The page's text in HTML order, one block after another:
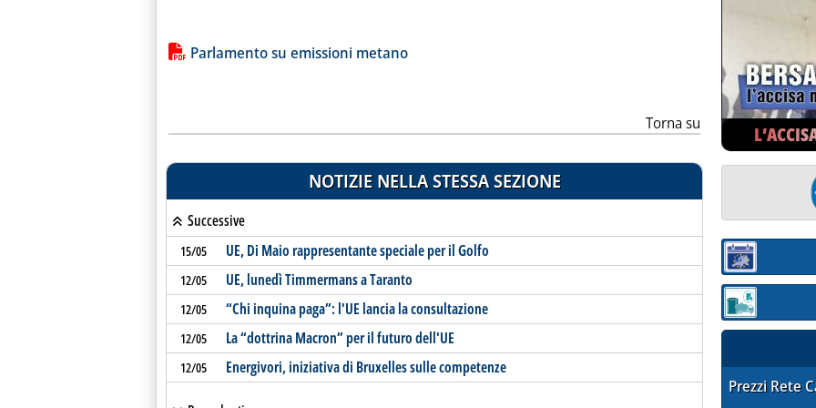
Lista allegati PDF alla notizia
Parlamento su emissioni metano
Torna su
NOTIZIE NELLA STESSA SEZIONE
Successive
15/05 UE, Di Maio rappresentante speciale per il Golfo
12/05 UE, lunedì Timmermans a Taranto
12/05 “Chi inquina paga”: l'UE lancia la consultazione
12/05 La “dottrina Macron” per il futuro dell'UE
12/05 Energivori, iniziativa di Bruxelles sulle competenze
Sezione:
Sezione:
Prezzi Rete